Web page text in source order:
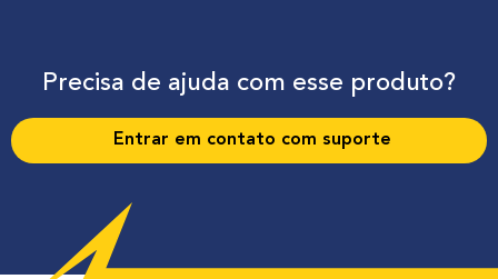
Precisa de ajuda com esse produto?
Entrar em contato com suporte